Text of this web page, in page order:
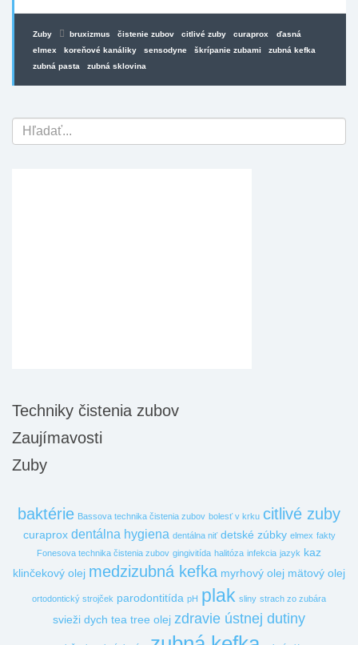
Zuby bruxizmus čistenie zubov citlivé zuby curaprox
ďasná
elmex
koreňové kanáliky sensodyne škrípanie zubami
zubná kefka
zubná pasta
zubná sklovina
Techniky čistenia zubov
Zaujímavosti
Zuby
baktérie Bassova technika čistenia zubov bolesť v krku citlivé zuby
curaprox dentálna hygiena dentálna niť detské zúbky elmex fakty
Fonesova technika čistenia zubov gingivitída halitóza infekcia jazyk kaz
klinčekový olej medzizubná kefka myrhový olej mätový olej
ortodontický strojček parodontitída pH plak sliny strach zo zubára
svieži dych tea tree olej zdravie ústnej dutiny